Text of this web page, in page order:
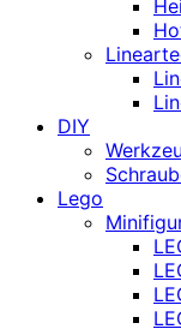
DIY
Lego